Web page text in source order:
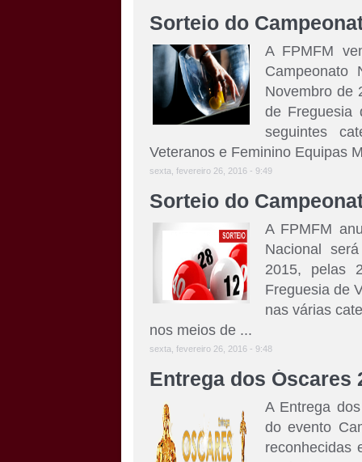
Sorteio do
A FPMFM
Novembro de
de Freguesia
seguintes
Veteranos e Feminino Equipas
sexta, fevereiro 26, 2016 - 9:49
Sorteio do
A FPMFM
Nacional
2015, pelas
Freguesia de
nas várias
nos meios de ...
sexta, fevereiro 26, 2016 - 9:48
Entrega dos Óscares
A Entrega
do evento
reconhecidas